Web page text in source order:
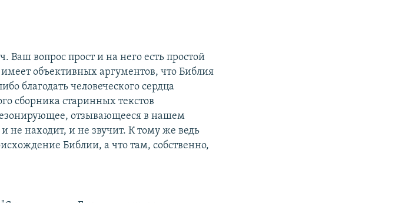
Ваш вопрос прост и на него есть простой
объективных аргументов, что Библия
благодать человеческого сердца
сборника старинных текстов
отзывающееся в нашем
не находит, и не звучит. К тому же ведь
Библии, а что там, собственно,